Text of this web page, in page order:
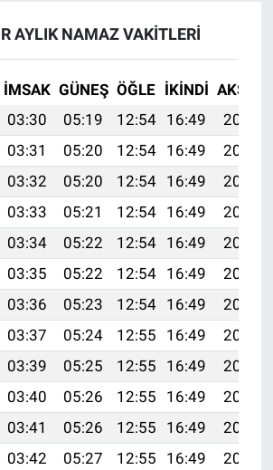
AYLIK NAMAZ VAKITLERI
İMSAK GÜNEŞ ÖĞLE İKINDI AKŞAM
03:30 05:19 12:54 16:49
20:19
03:31 05:20 12:54 16:49
20:18
03:32 05:20 12:54 16:49
20:18
03:33 05:21 12:54 16:49
20:17
03:34 05:22 12:54 16:49
20:17
03:35 05:22 12:54 16:49
20:16
03:36 05:23 12:54 16:49
20:16
03:37 05:24 12:55 16:49
20:15
03:39 05:25 12:55 16:49
20:15
03:40 05:26 12:55 16:49
20:14
03:41 05:26 12:55 16:49
20:13
03:42 05:27 12:55 16:49
20:13